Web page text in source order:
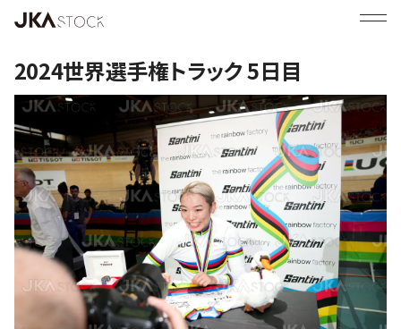
2024世界選手権トラック 5日目